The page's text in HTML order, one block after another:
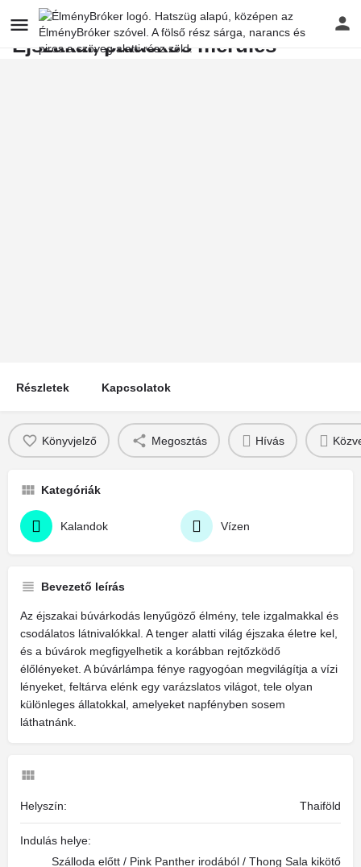
Éjszakai, palackos merülés
Részletek Kapcsolatok
Könyvjelző Megosztás Hívás
Kategóriák
Kalandok Vízen
Bevezető leírás
Az éjszakai búvárkodás lenyűgöző élmény, tele izgalmakkal és
csodálatos látnivalókkal. A tenger alatti világ éjszaka életre kel,
és a búvárok megfigyelhetik a korábban rejtőzködő
élőlényeket. A búvárlámpa fénye ragyogóan megvilágítja a vízi
lényeket, feltárva elénk egy varázslatos világot, tele olyan
különleges állatokkal, amelyeket napfényben sosem
láthatnánk.
Helyszín: Thaiföld
Indulás helye:
Szálloda előtt / Pink Panther irodából / Thong Sala kikötő